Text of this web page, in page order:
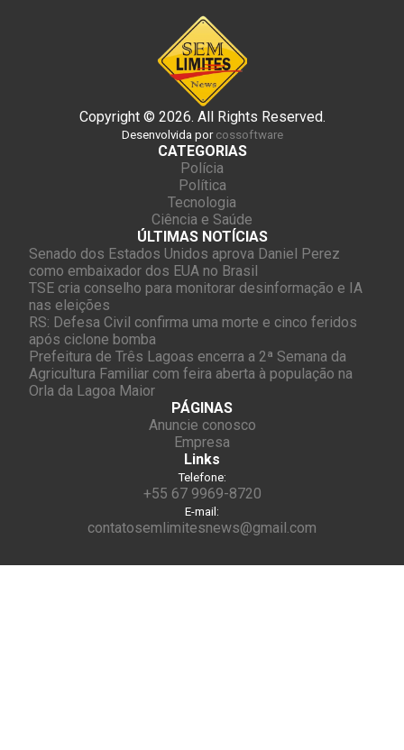
Copyright © 2026. All Rights Reserved.
Desenvolvida por cossoftware
CATEGORIAS
Polícia
Política
Tecnologia
Ciência e Saúde
ÚLTIMAS NOTÍCIAS
Senado dos Estados Unidos aprova Daniel Perez
como embaixador dos EUA no Brasil
TSE cria conselho para monitorar desinformação e IA
nas eleições
RS: Defesa Civil confirma uma morte e cinco feridos
após ciclone bomba
Prefeitura de Três Lagoas encerra a 2ª Semana da
Agricultura Familiar com feira aberta à população na
Orla da Lagoa Maior
PÁGINAS
Anuncie conosco
Empresa
Links
Telefone:
+55 67 9969-8720
E-mail:
contatosemlimitesnews@gmail.com